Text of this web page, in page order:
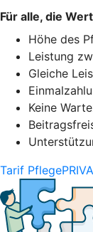
Für alle, die
Höhe des
Leistung
Gleiche
Keine
Tarif